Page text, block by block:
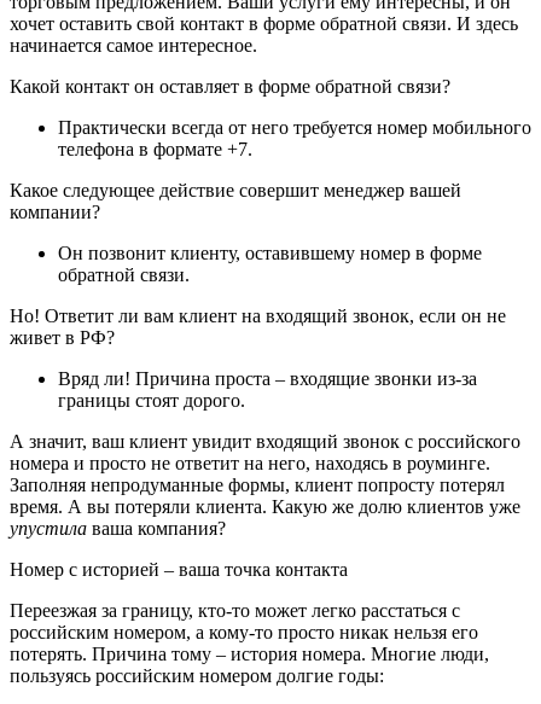
хочет оставить свой контакт в форме обратной связи. И здесь
начинается самое интересное.
Какой контакт он оставляет в форме обратной связи?
Практически всегда от него требуется номер мобильного
телефона в формате +7.
Какое следующее действие совершит менеджер вашей
компании?
Он позвонит клиенту, оставившему номер в форме
обратной связи.
Но! Ответит ли вам клиент на входящий звонок, если он не
живет в РФ?
Вряд ли! Причина проста – входящие звонки из-за
границы стоят дорого.
А значит, ваш клиент увидит входящий звонок с российского
номера и просто не ответит на него, находясь в роуминге.
Заполняя непродуманные формы, клиент попросту потерял
время. А вы потеряли клиента. Какую же долю клиентов уже
упустила ваша компания?
Номер с историей – ваша точка контакта
Переезжая за границу, кто-то может легко расстаться с
российским номером, а кому-то просто никак нельзя его
потерять. Причина тому – история номера. Многие люди,
пользуясь российским номером долгие годы: